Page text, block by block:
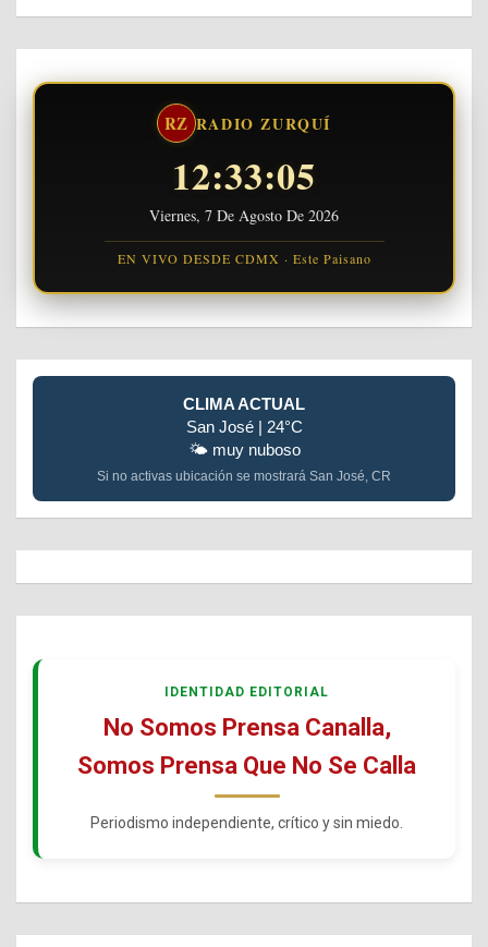
RZ RADIO ZURQUÍ
12:33:06
Viernes, 7 De Agosto De 2026
EN VIVO DESDE CDMX · Este Paisano
CLIMA ACTUAL
San José | 24°C
🌤️ muy nuboso
Si no activas ubicación se mostrará San José, CR
IDENTIDAD EDITORIAL
No Somos Prensa Canalla,
Somos Prensa Que No Se Calla
Periodismo independiente, crítico y sin miedo.